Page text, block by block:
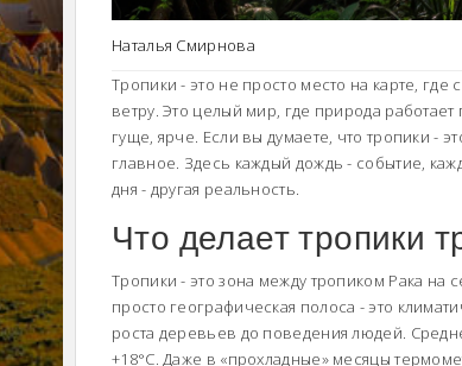
Наталья Смирнова
Тропики - это не просто место на карте, где
ветру. Это целый мир, где природа
гуще, ярче. Если вы думаете, что тропики -
главное. Здесь каждый дождь - событие,
дня - другая реальность.
Что делает тропики
Тропики - это зона между тропиком Рака на
просто географическая полоса - это
роста деревьев до поведения людей.
+18°C. Даже в «прохладные» месяцы